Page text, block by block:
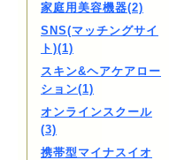
家庭用美容機器(2)
SNS(マッチングサイ
ト)(1)
スキン&ヘアケアロー
ション(1)
オンラインスクール
(3)
携帯型マイナスイオ